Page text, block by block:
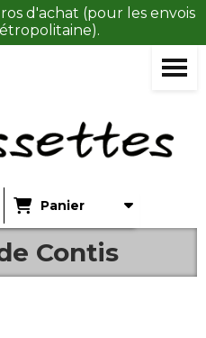
d'achat (pour les envois
Panier
Contis